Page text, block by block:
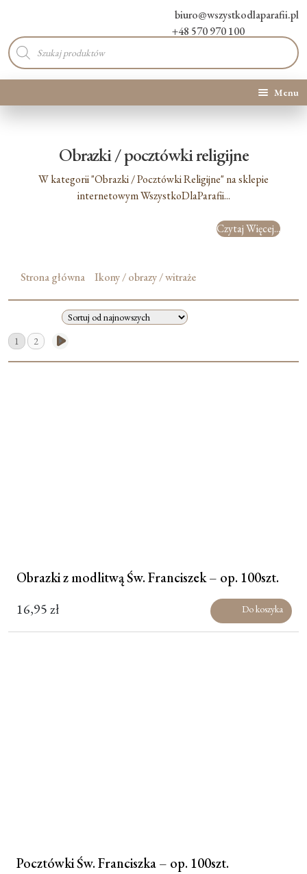
biuro@wszystkodlaparafii.pl
+48 570 970 100
Wyszukiwarka
produktów
Menu
Promocje
Blog
Moje konto
Obrazki / pocztówki religijne
W kategorii "Obrazki / Pocztówki Religijne" na sklepie
internetowym WszystkoDlaParafii...
Czytaj Więcej...
Strona główna Ikony / obrazy / witraże
1 2
Obrazki z modlitwą Św. Franciszek – op. 100szt.
16,95zł Do koszyka
Pocztówki Św. Franciszka – op. 100szt.